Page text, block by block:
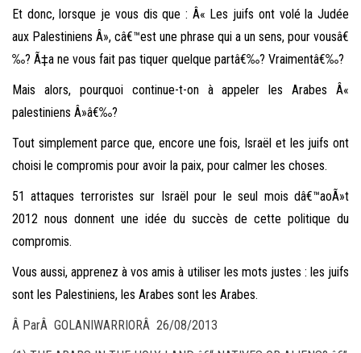
Et donc, lorsque je vous dis que : Â« Les juifs ont volé la Judée
aux Palestiniens Â», câ€™est une phrase qui a un sens, pour vousâ€
‰? Ã‡a ne vous fait pas tiquer quelque partâ€‰? Vraimentâ€‰?
Mais alors, pourquoi continue-t-on à appeler les Arabes Â«
palestiniens Â»â€‰?
Tout simplement parce que, encore une fois, Israël et les juifs ont
choisi le compromis pour avoir la paix, pour calmer les choses.
51 attaques terroristes sur Israël pour le seul mois dâ€™aoÃ»t
2012 nous donnent une idée du succès de cette politique du
compromis.
Vous aussi, apprenez à vos amis à utiliser les mots justes : les juifs
sont les Palestiniens, les Arabes sont les Arabes.
Â ParÂ GOLANIWARRIORÂ 26/08/2013